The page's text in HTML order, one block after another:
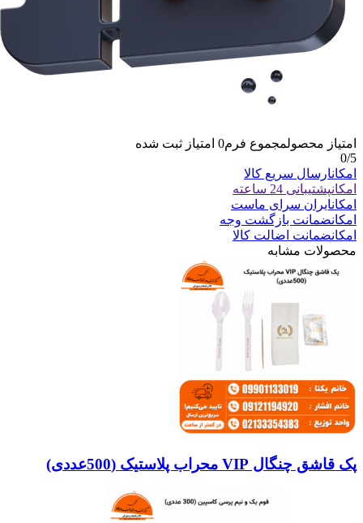
امتیاز محصولمجموع فرم0 امتیاز ثبت شده
0/5
امکانارسال سریع کالا
امکانپشتیبانی 24 ساعته
امکانایران سرای ماست
امکانضمانت بازگشت وجه
امکانضمانت اضالت کالا
محصولات مشابه
پک قاشق چنگال VIP محراب پلاستیک (500عددی)